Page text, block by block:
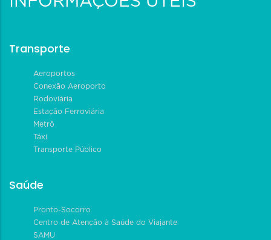
Transporte
Aeroportos
Conexão Aeroporto
Rodoviária
Estação Ferroviária
Metrô
Táxi
Transporte Público
Saúde
Pronto-Socorro
Centro de Atenção à Saúde do Viajante
SAMU